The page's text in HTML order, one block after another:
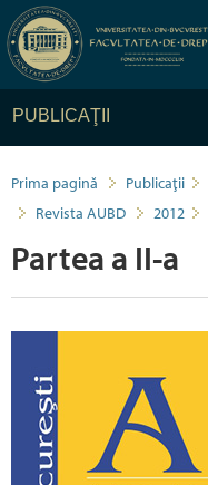
PUBLICAŢII
Prima pagină Publicaţii
Revista AUBD
2012
Partea a II-a